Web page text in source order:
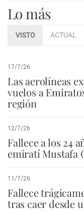
Lo más
VISTO ACTUAL
17/7/26
Las aerolíneas
vuelos a
región
12/7/26
Fallece a los 24
emiratí Mustafa
11/7/26
Fallece
tras caer desde